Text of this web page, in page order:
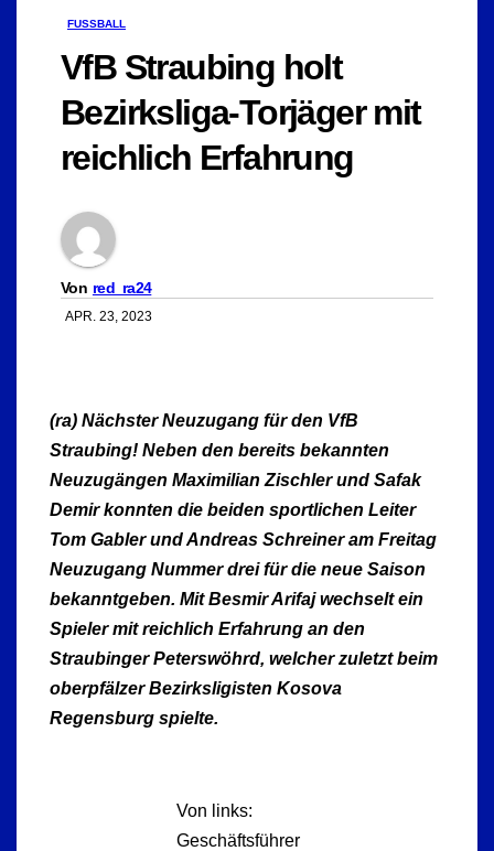
FUSSBALL
VfB Straubing holt
Bezirksliga-Torjäger mit
reichlich Erfahrung
Von red_ra24
APR. 23, 2023
(ra) Nächster Neuzugang für den VfB
Straubing! Neben den bereits bekannten
Neuzugängen Maximilian Zischler und Safak
Demir konnten die beiden sportlichen Leiter
Tom Gabler und Andreas Schreiner am Freitag
Neuzugang Nummer drei für die neue Saison
bekanntgeben. Mit Besmir Arifaj wechselt ein
Spieler mit reichlich Erfahrung an den
Straubinger Peterswöhrd, welcher zuletzt beim
oberpfälzer Bezirksligisten Kosova
Regensburg spielte.
Von links:
Geschäftsführer